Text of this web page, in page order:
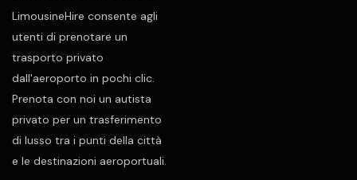
LimousineHire consente agli
utenti di prenotare un
trasporto privato
dall'aeroporto in pochi clic.
Prenota con noi un autista
privato per un trasferimento
di lusso tra i punti della città
e le destinazioni aeroportuali.